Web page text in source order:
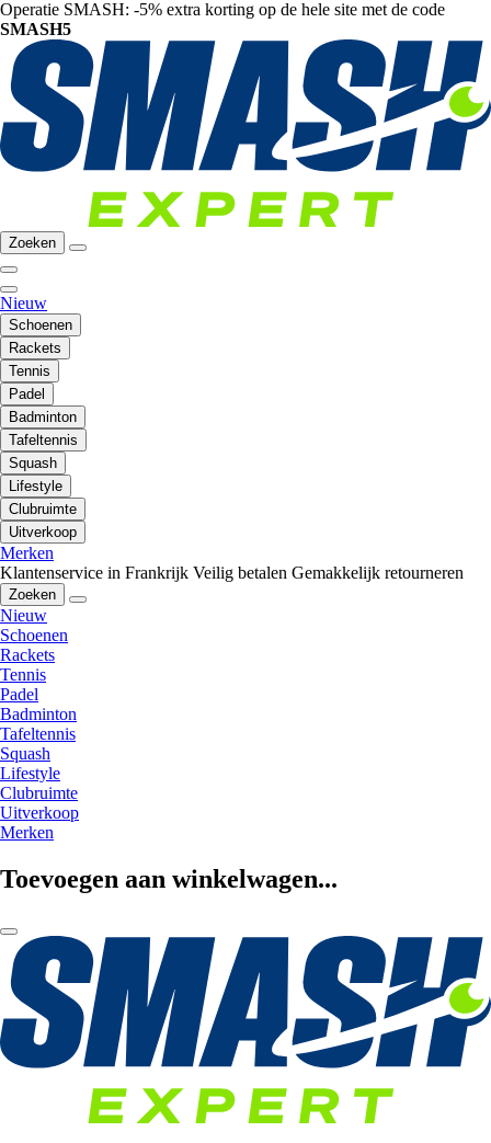
Operatie SMASH: -5% extra korting op de hele site met de code
SMASH5
Zoeken
Nieuw
Schoenen
Rackets
Tennis
Padel
Badminton
Tafeltennis
Squash
Lifestyle
Clubruimte
Uitverkoop
Merken
Klantenservice in Frankrijk Veilig betalen Gemakkelijk retourneren
Zoeken
Nieuw
Schoenen
Rackets
Tennis
Padel
Badminton
Tafeltennis
Squash
Lifestyle
Clubruimte
Uitverkoop
Merken
Toevoegen aan winkelwagen...